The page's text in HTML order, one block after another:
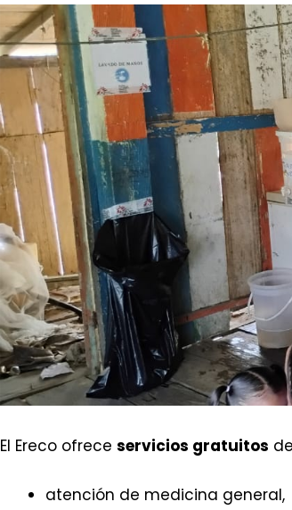
El Ereco ofrece servicios gratuitos de
atención de medicina general,